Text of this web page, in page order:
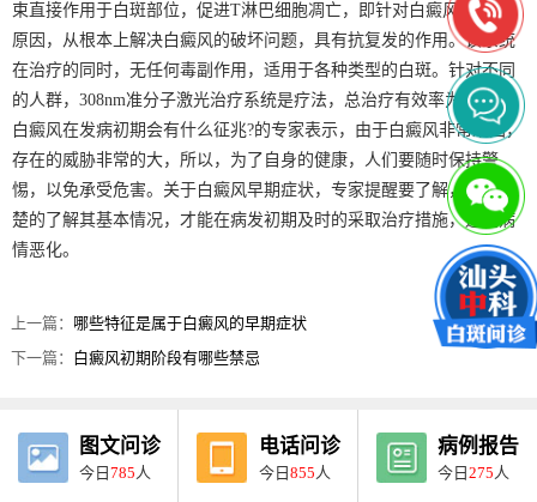
束直接作用于白斑部位，促进T淋巴细胞凋亡，即针对白癜风的发病
原因，从根本上解决白癜风的破坏问题，具有抗复发的作用。该系统
在治疗的同时，无任何毒副作用，适用于各种类型的白斑。针对不同
的人群，308nm准分子激光治疗系统是疗法，总治疗有效率为98.5%。
白癜风在发病初期会有什么征兆?的专家表示，由于白癜风非常顽固，
存在的威胁非常的大，所以，为了自身的健康，人们要随时保持警
惕，以免承受危害。关于白癜风早期症状，专家提醒要了解，只有清
楚的了解其基本情况，才能在病发初期及时的采取治疗措施，避免病
情恶化。
上一篇： 哪些特征是属于白癜风的早期症状
下一篇： 白癜风初期阶段有哪些禁忌
图文问诊
今日785 人
电话问诊
今日855 人
病例报告
今日275 人